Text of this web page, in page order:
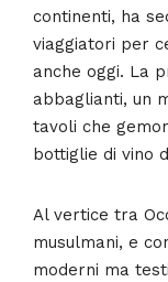
continenti, ha
viaggiatori per
anche oggi. La
abbaglianti, un
tavoli che
bottiglie di vino
Al vertice tra
musulmani, e
moderni ma